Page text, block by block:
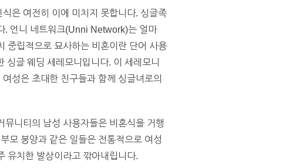
은 여전히 이에 미치지 못합니다. 싱글족
. 언니 네트워크(Unni Network)는 얼마
중립적으로 묘사하는 비혼이란 단어 사용
싱글 웨딩 세레모니입니다. 이 세레모니
성은 초대한 친구들과 함께 싱글녀로의
뮤니티의 남성 사용자들은 비혼식을 거행
모 봉양과 같은 일들은 전통적으로 여성
유치한 발상이라고 깎아내립니다.